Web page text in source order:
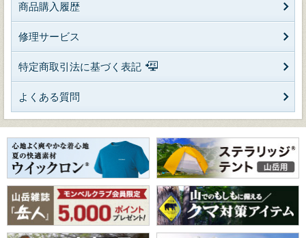
商品購入履歴
修理サービス
特定商取引法に基づく表記
よくある質問